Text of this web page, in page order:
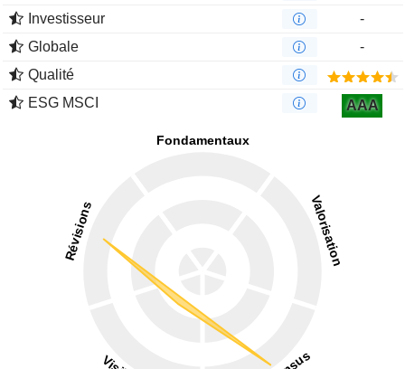
Investisseur
-
Globale
-
Qualité
ESG MSCI
AAA